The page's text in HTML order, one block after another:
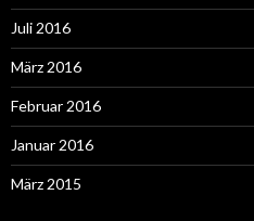
Juli 2016
März 2016
Februar 2016
Januar 2016
März 2015